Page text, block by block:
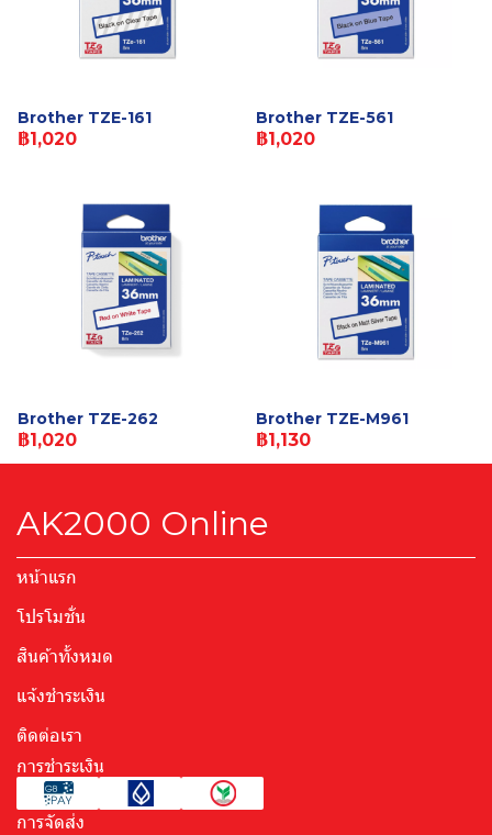
Brother TZE-161
฿1,020
Brother TZE-561
฿1,020
Brother TZE-262
฿1,020
Brother TZE-M961
฿1,130
AK2000 Online
หน้าแรก
โปรโมชั่น
สินค้าทั้งหมด
แจ้งชำระเงิน
ติดต่อเรา
การชำระเงิน
การจัดส่ง